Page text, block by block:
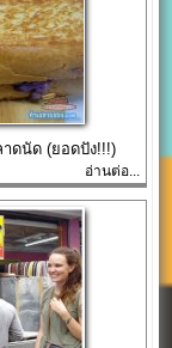
าดนัด (ยอดปัง!!!)
อ่านต่อ...